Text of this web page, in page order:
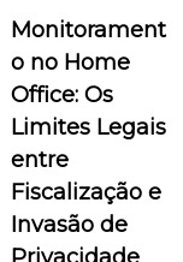
ã
o
d
e
P
Monitorament
o no Home
Office: Os
Limites Legais
entre
Fiscalização e
Invasão de
Privacidade